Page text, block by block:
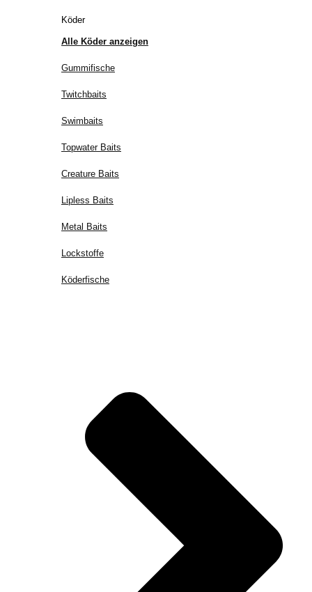
Köder
Alle Köder anzeigen
Gummifische
Twitchbaits
Swimbaits
Topwater Baits
Creature Baits
Lipless Baits
Metal Baits
Lockstoffe
Köderfische